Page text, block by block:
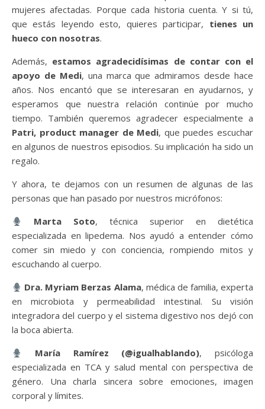
mujeres afectadas. Porque cada historia cuenta. Y si tú,
que estás leyendo esto, quieres participar, tienes un
hueco con nosotras.
Además, estamos agradecidísimas de contar con el
apoyo de Medi, una marca que admiramos desde hace
años. Nos encantó que se interesaran en ayudarnos, y
esperamos que nuestra relación continúe por mucho
tiempo. También queremos agradecer especialmente a
Patri, product manager de Medi, que puedes escuchar
en algunos de nuestros episodios. Su implicación ha sido un
regalo.
Y ahora, te dejamos con un resumen de algunas de las
personas que han pasado por nuestros micrófonos:
Marta Soto, técnica superior en dietética
especializada en lipedema. Nos ayudó a entender cómo
comer sin miedo y con conciencia, rompiendo mitos y
escuchando al cuerpo.
Dra. Myriam Berzas Alama, médica de familia, experta
en microbiota y permeabilidad intestinal. Su visión
integradora del cuerpo y el sistema digestivo nos dejó con
la boca abierta.
María Ramírez (@igualhablando), psicóloga
especializada en TCA y salud mental con perspectiva de
género. Una charla sincera sobre emociones, imagen
corporal y límites.